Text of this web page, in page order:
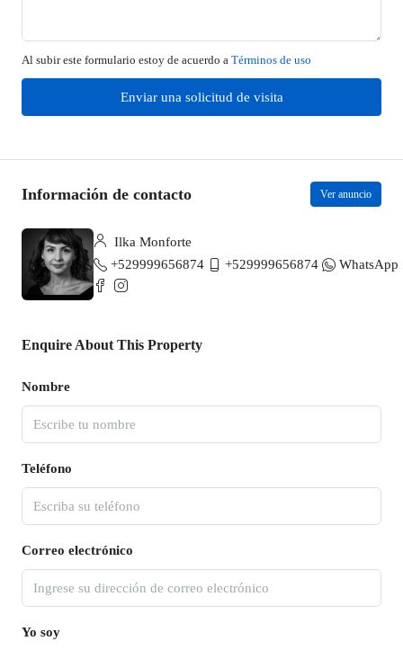
Al subir este formulario estoy de acuerdo a Términos de uso
Enviar una solicitud de visita
Información de contacto Ver anuncio
Ilka Monforte
+529999656874
+529999656874 WhatsApp
Enquire About This Property
Nombre
Teléfono
Correo electrónico
Yo soy